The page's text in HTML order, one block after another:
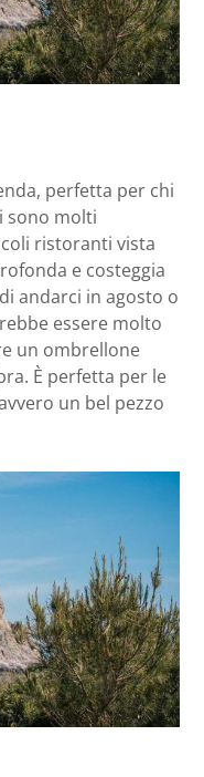
perfetta per chi
sono molti
ristoranti vista
e costeggia
andarci in agosto o
essere molto
un ombrellone
È perfetta per le
un bel pezzo